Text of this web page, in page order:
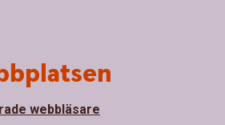
webbläsare